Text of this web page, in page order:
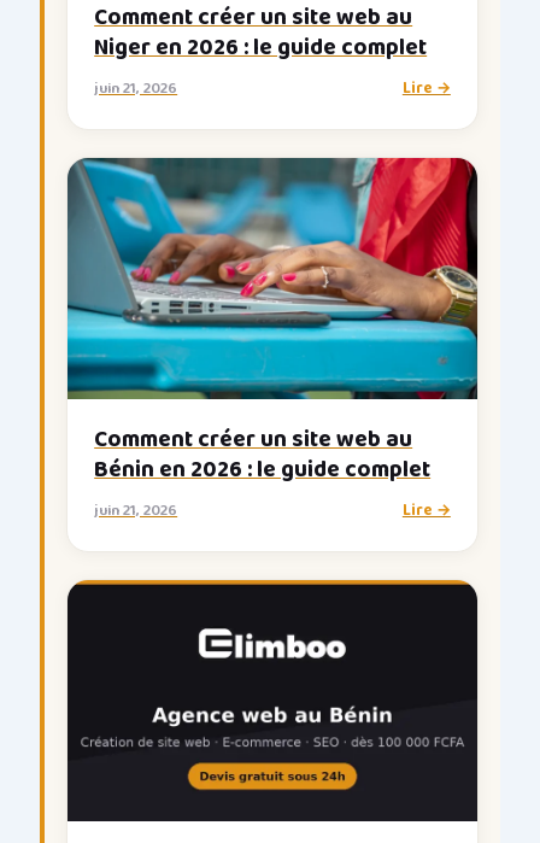
Comment créer un site web au
Niger en 2026 : le guide complet
juin 21, 2026 Lire →
Comment créer un site web au
Bénin en 2026 : le guide complet
juin 21, 2026 Lire →